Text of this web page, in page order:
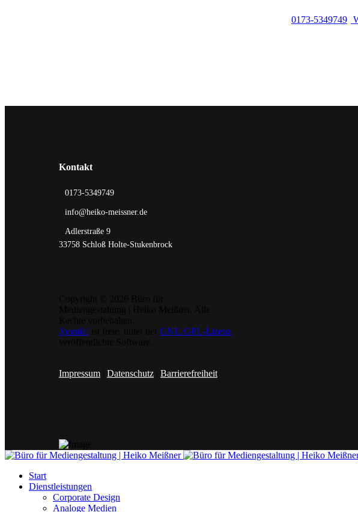
0173-5349749
Kontakt
0173-5349749
info@heiko-meissner.de
Adlerstraße 9
33758 Schloß Holte-Stukenbrock
Joomla!
GNU/GPL-Lizenz
Impressum Datenschutz Barrierefreiheit
Start
Dienstleistungen
Corporate Design
Analoge Medien